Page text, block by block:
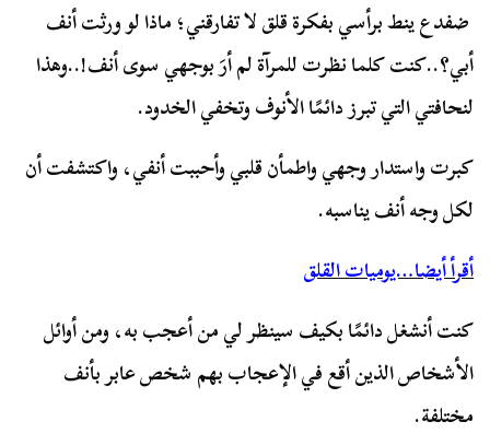
ضفدع ينط برأسي بفكرة قلق لا تفارقني؛ ماذا لو ورثت أنف
أبي؟..كنت كلما نظرت للمرآة لم أرَ بوجهي سوى أنف!..وهذا
لنحافتي التي تبرز دائمًا الأنوف وتخفي الخدود.
كبرت واستدار وجهي واطمأن قلبي وأحببت أنفي، واكتشفت أن
لكل وجه أنف يناسبه.
أقرأ أيضا…يوميات القلق
كنت أنشغل دائمًا بكيف سينظر لي من أعجب به، ومن أوائل
الأشخاص الذين أقع في الإعجاب بهم شخص عابر بأنف
مختلفة.